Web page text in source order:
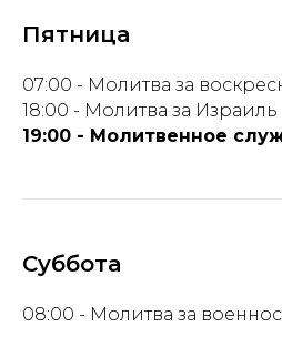
Пятница
07:00 - Молитва за
18:00 - Молитва за Израиль
19:00 - Молитвенное
Суббота
08:00 - Молитва за